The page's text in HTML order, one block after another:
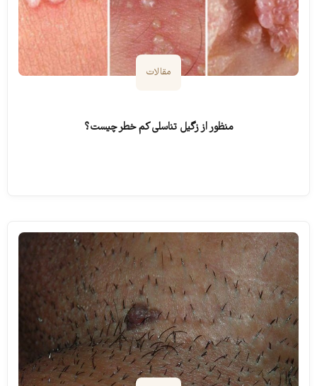
مقالات
منظور از زگیل تناسلی کم خطر چیست؟